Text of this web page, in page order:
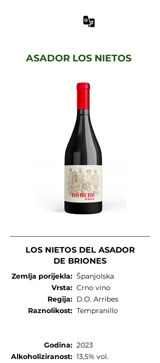
ASADOR LOS NIETOS
LOS NIETOS DEL ASADOR
DE BRIONES
Zemlja porijekla:
Vrsta:
Regija:
Raznolikost:
Godina:
Alkoholiziranost:
Španjolska
Crno vino
D.O. Arribes
Tempranillo
2023
13,5% vol.